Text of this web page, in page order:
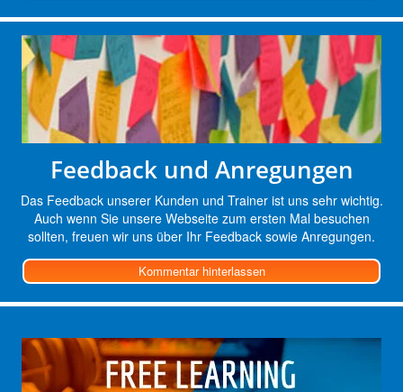
Feedback und Anregungen
Das Feedback unserer Kunden und Trainer ist uns sehr wichtig.
Auch wenn Sie unsere Webseite zum ersten Mal besuchen
sollten, freuen wir uns über Ihr Feedback sowie Anregungen.
Kommentar hinterlassen